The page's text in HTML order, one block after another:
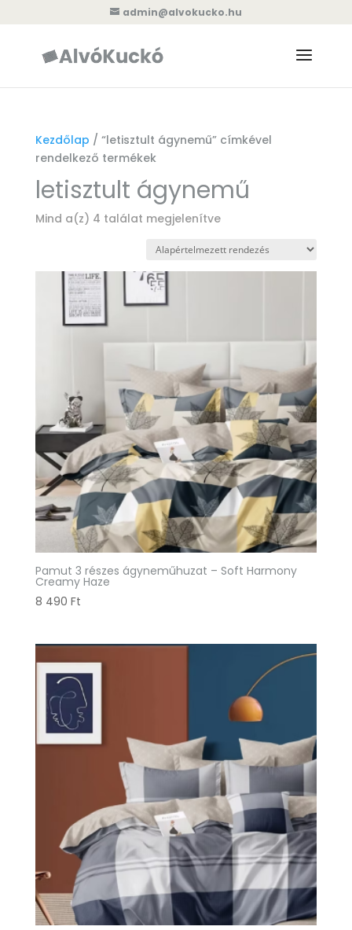
admin@alvokucko.hu
Kezdőlap / “letisztult ágynemű” címkével
rendelkező termékek
letisztult ágynemű
Mind a(z) 4 találat megjelenítve
Pamut 3 részes ágyneműhuzat – Soft Harmony
Creamy Haze
8 490 Ft